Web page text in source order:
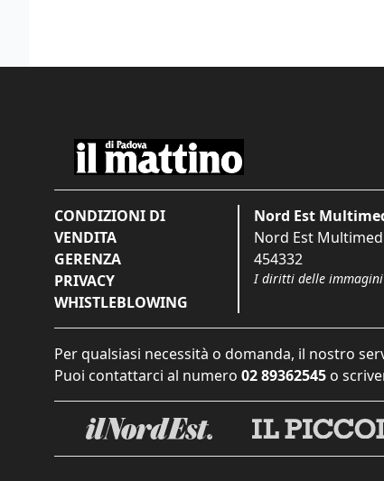
CONDIZIONI DI
VENDITA
GERENZA
PRIVACY
WHISTLEBLOWING
Nord Est
Nord Est
454332
I diritti delle immagini
Per qualsiasi necessità o domanda, il nostro
Puoi contattarci al numero 02 89362545 o